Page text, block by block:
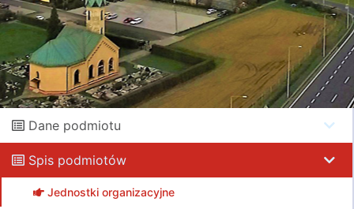
Dane podmiotu
Spis podmiotów
Jednostki organizacyjne